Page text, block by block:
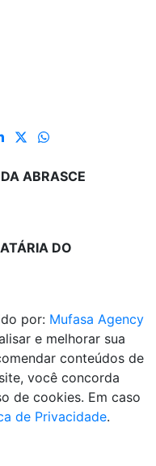
ABRASCE
DO
por: Mufasa Agency
e melhorar sua
conteúdos de
você concorda
de cookies. Em caso
de Privacidade.